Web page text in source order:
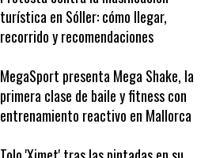
Protesta contra la masificación
turística en Sóller: cómo llegar,
recorrido y recomendaciones
MegaSport presenta Mega Shake, la
primera clase de baile y fitness con
entrenamiento reactivo en Mallorca